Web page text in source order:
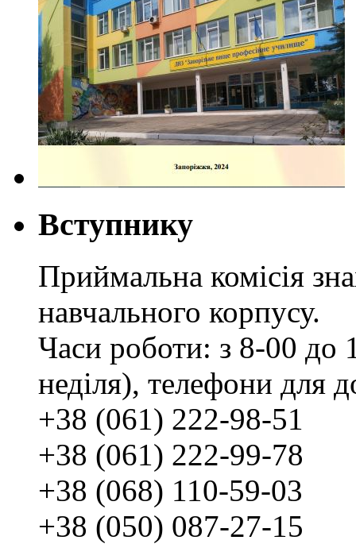
Вступнику
Приймальна комісія
навчального корпусу.
Часи роботи: з 8-00 до
неділя), телефони для
+38 (061) 222-98-51
+38 (061) 222-99-78
+38 (068) 110-59-03
+38 (050) 087-27-15